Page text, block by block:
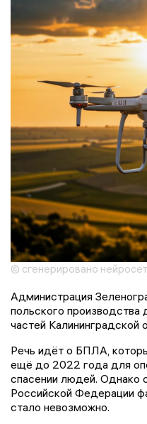
© сгенерировано
Администрация
польского производства
частей Калининградской
Речь идёт о БПЛА,
ещё до 2022 года для
спасении людей. Однако
Российской Федерации
стало невозможно.